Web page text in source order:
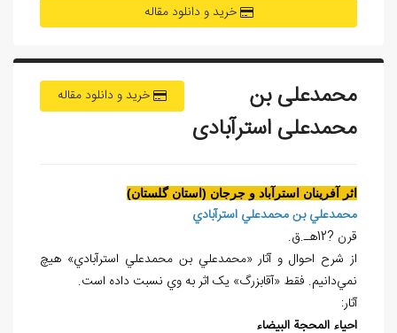
خرید و دانلود مقاله
خرید و دانلود مقاله
محمدعلی بن
محمدعلی استرآبادی
اثر آفرينان استرآباد و جرجان (استان گلستان)
محمدعلي بن محمدعلي استرآبادي
قرن ?12هـ.ق.
از شرح احوال و آثار «محمدعلي بن محمدعلي استرآبادي» هيچ
نمي‌دانيم. فقط «آقابزرگ» يک اثر به وي نسبت داده است.
آثار:
احياء المحجة البيضاء